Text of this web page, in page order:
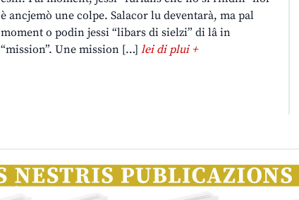
è ancjemò une colpe. Salacor lu deventarà, ma pal
moment o podin jessi “libars di sielzi” di lâ in
“mission”. Une mission […] lei di plui +